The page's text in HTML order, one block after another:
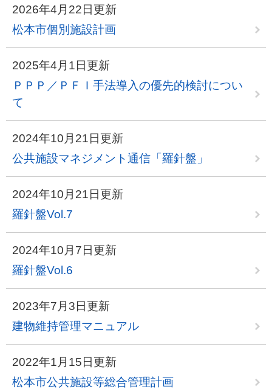
2026年4月22日更新
松本市個別施設計画
2025年4月1日更新
ＰＰＰ／ＰＦＩ手法導入の優先的検討につい
て
2024年10月21日更新
公共施設マネジメント通信「羅針盤」
2024年10月21日更新
羅針盤Vol.7
2024年10月7日更新
羅針盤Vol.6
2023年7月3日更新
建物維持管理マニュアル
2022年1月15日更新
松本市公共施設等総合管理計画